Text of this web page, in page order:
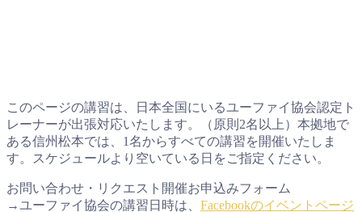
このページの講習は、日本全国にいるユーファイ協会認定ト
レーナーが出張対応いたします。（原則2名以上）本拠地で
ある信州松本では、1名からすべての講習を開催いたしま
す。スケジュールより空いている日をご指定ください。
お問い合わせ・リクエスト開催お申込みフォーム
→ユーファイ協会の講習日時は、 Facebookのイベントページ